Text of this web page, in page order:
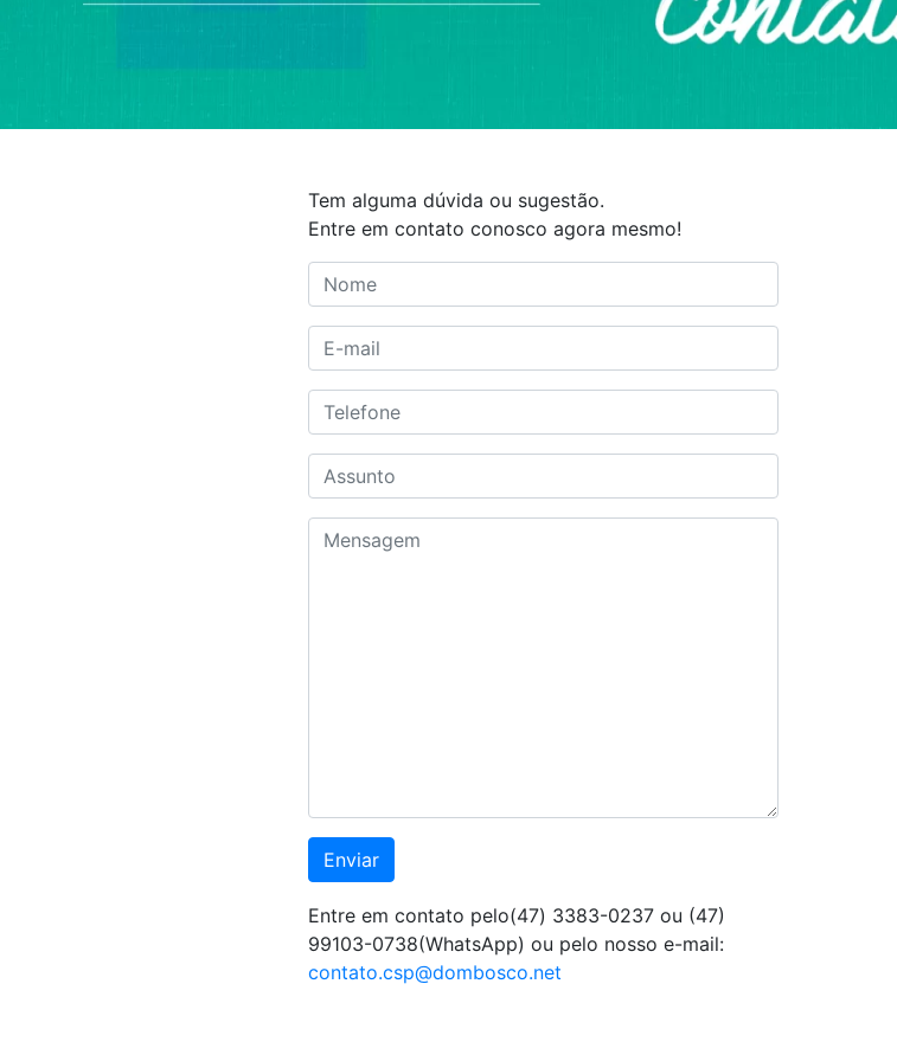
Tem alguma dúvida ou sugestão.
Entre em contato conosco agora mesmo!
Entre em contato pelo(47) 3383-0237ou (47)
99103-0738(WhatsApp) ou pelo nosso e-mail:
contato.csp@dombosco.net